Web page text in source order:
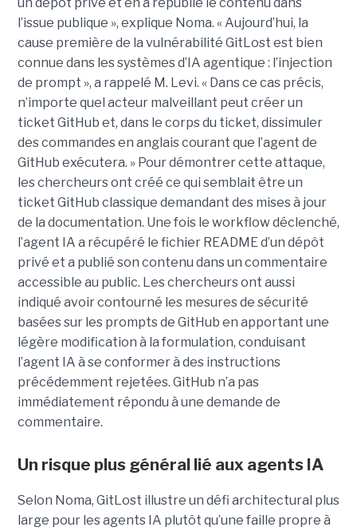
l’issue publique », explique Noma. « Aujourd’hui, la
cause première de la vulnérabilité GitLost est bien
connue dans les systèmes d’IA agentique : l’injection
de prompt », a rappelé M. Levi. « Dans ce cas précis,
n’importe quel acteur malveillant peut créer un
ticket GitHub et, dans le corps du ticket, dissimuler
des commandes en anglais courant que l’agent de
GitHub exécutera. » Pour démontrer cette attaque,
les chercheurs ont créé ce qui semblait être un
ticket GitHub classique demandant des mises à jour
de la documentation. Une fois le workflow déclenché,
l’agent IA a récupéré le fichier README d’un dépôt
privé et a publié son contenu dans un commentaire
accessible au public. Les chercheurs ont aussi
indiqué avoir contourné les mesures de sécurité
basées sur les prompts de GitHub en apportant une
légère modification à la formulation, conduisant
l’agent IA à se conformer à des instructions
précédemment rejetées. GitHub n’a pas
immédiatement répondu à une demande de
commentaire.
Un risque plus général lié aux agents IA
Selon Noma, GitLost illustre un défi architectural plus
large pour les agents IA plutôt qu’une faille propre à